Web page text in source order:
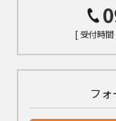
[ 受付時間
フ